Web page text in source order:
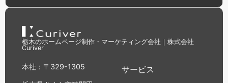
栃木のホームページ制作・マーケティング会社｜株式会社
Curiver
本社：〒329-1305 サービス